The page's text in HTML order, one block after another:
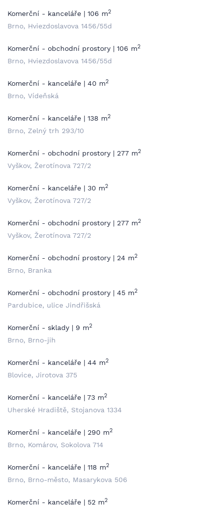
Komerční - kanceláře | 106 m2
Brno, Hviezdoslavova 1456/55d
Komerční - obchodní prostory | 106 m2
Brno, Hviezdoslavova 1456/55d
Komerční - kanceláře | 40 m2
Brno, Vídeňská
Komerční - kanceláře | 138 m2
Brno, Zelný trh 293/10
Komerční - obchodní prostory | 277 m2
Vyškov, Žerotínova 727/2
Komerční - kanceláře | 30 m2
Vyškov, Žerotínova 727/2
Komerční - obchodní prostory | 277 m2
Vyškov, Žerotínova 727/2
Komerční - obchodní prostory | 24 m2
Brno, Branka
Komerční - obchodní prostory | 45 m2
Pardubice, ulice Jindřišská
Komerční - sklady | 9 m2
Brno, Brno-jih
Komerční - kanceláře | 44 m2
Blovice, Jirotova 375
Komerční - kanceláře | 73 m2
Uherské Hradiště, Stojanova 1334
Komerční - kanceláře | 290 m2
Brno, Komárov, Sokolova 714
Komerční - kanceláře | 118 m2
Brno, Brno-město, Masarykova 506
Komerční - kanceláře | 52 m2